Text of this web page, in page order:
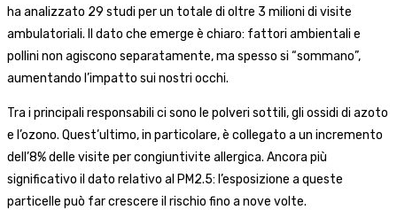
ha analizzato 29 studi per un totale di oltre 3 milioni di visite
ambulatoriali. Il dato che emerge è chiaro: fattori ambientali e
pollini non agiscono separatamente, ma spesso si “sommano”,
aumentando l’impatto sui nostri occhi.
Tra i principali responsabili ci sono le polveri sottili, gli ossidi di azoto
e l’ozono. Quest’ultimo, in particolare, è collegato a un incremento
dell’8% delle visite per congiuntivite allergica. Ancora più
significativo il dato relativo al PM2.5: l’esposizione a queste
particelle può far crescere il rischio fino a nove volte.